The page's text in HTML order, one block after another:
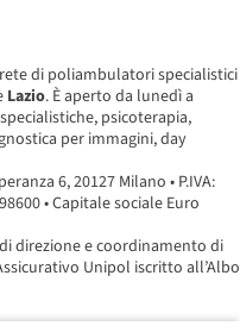
di poliambulatori specialistici
Lazio. È aperto da lunedì a
psicoterapia,
per immagini, day
6, 20127 Milano • P.IVA:
• Capitale sociale Euro
direzione e coordinamento di
Unipol iscritto all’Albo